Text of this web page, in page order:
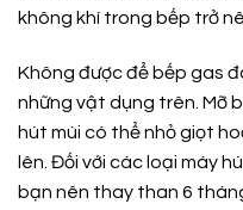
không khí trong bếp trở
Không được để bếp gas
những vật dụng trên. Mỡ
hút mùi có thể nhỏ giọt
lên. Đối với các loại máy
bạn nên thay than 6